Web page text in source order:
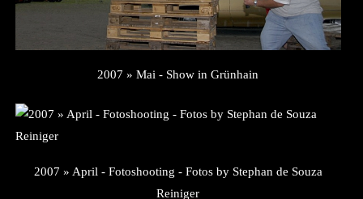
2007 » Mai - Show in Grünhain
2007 » April - Fotoshooting - Fotos by Stephan de Souza
Reiniger